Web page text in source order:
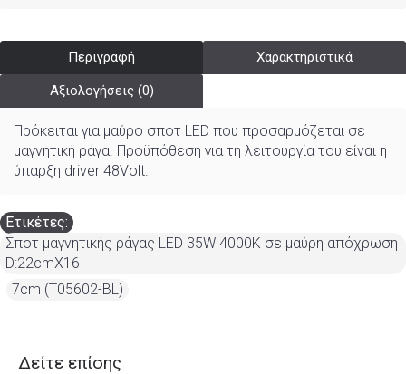
Περιγραφή Χαρακτηριστικά
Αξιολογήσεις (0)
Πρόκειται για μαύρο σποτ LED που προσαρμόζεται σε
μαγνητική ράγα. Προϋπόθεση για τη λειτουργία του είναι η
ύπαρξη driver 48Volt.
Ετικέτες:
Σποτ μαγνητικής ράγας LED 35W 4000K σε μαύρη απόχρωση
D:22cmX16
7cm (T05602-BL)
Δείτε επίσης